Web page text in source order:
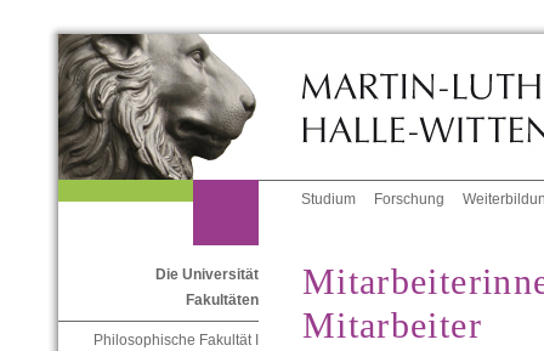
Studium Forschung
Die Universität
Fakultäten
Philosophische Fakultät I
Mitarbeiter